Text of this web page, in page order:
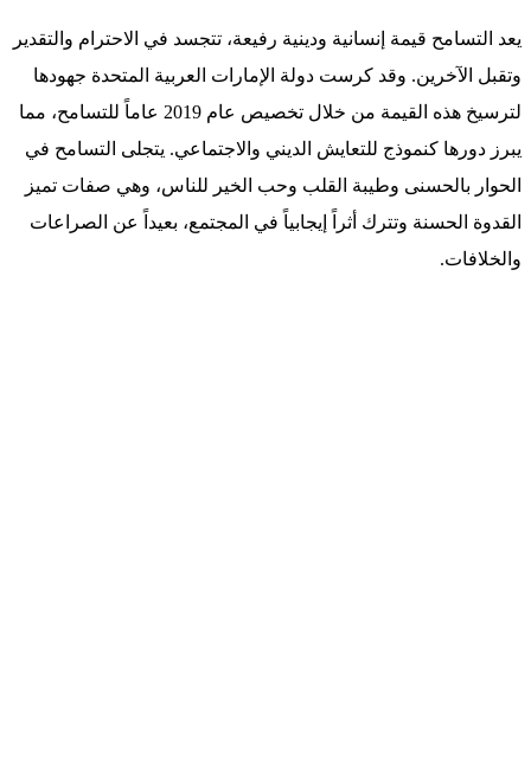
يعد التسامح قيمة إنسانية ودينية رفيعة، تتجسد في الاحترام والتقدير
وتقبل الآخرين. وقد كرست دولة الإمارات العربية المتحدة جهودها
لترسيخ هذه القيمة من خلال تخصيص عام 2019 عاماً للتسامح، مما
يبرز دورها كنموذج للتعايش الديني والاجتماعي. يتجلى التسامح في
الحوار بالحسنى وطيبة القلب وحب الخير للناس، وهي صفات تميز
القدوة الحسنة وتترك أثراً إيجابياً في المجتمع، بعيداً عن الصراعات
والخلافات.